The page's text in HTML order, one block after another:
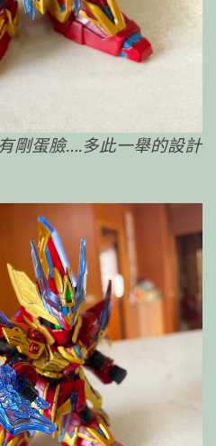
剛蛋臉….多此一舉的設計